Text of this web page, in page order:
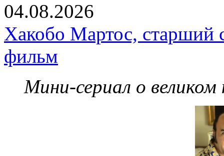
04.08.2026
Хакобо Мартос, старший
фильм
Мини-сериал о великом